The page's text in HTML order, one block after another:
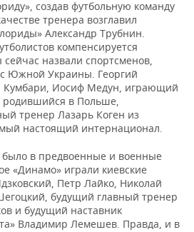
создав футбольную команду
тренера возглавил
Александр Трубнин.
компенсируется
назвали спортсменов,
Южной Украины. Георгий
Кумбари, Иосиф Медун, играющий
родившийся в Польше,
тренер Лазарь Коген из
настоящий интернационал.
было в предвоенные и военные
«Динамо» играли киевские
Петр Лайко, Николай
будущий главный тренер
и будущий наставник
Владимир Лемешев. Правда, и в